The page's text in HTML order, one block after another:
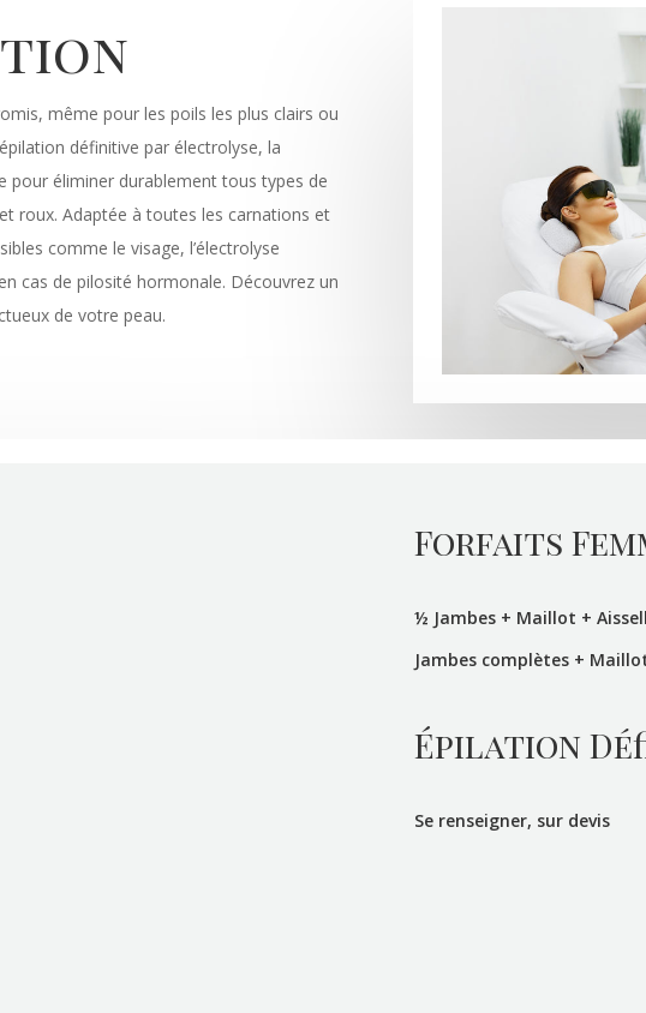
même pour les poils les plus clairs ou
définitive par électrolyse, la
pour éliminer durablement tous types de
roux. Adaptée à toutes les carnations et
comme le visage, l’électrolyse
cas de pilosité hormonale. Découvrez un
de votre peau.
Forfaits
½ Jambes +
Jambes complètes +
Épilation
Se renseigner, sur devis